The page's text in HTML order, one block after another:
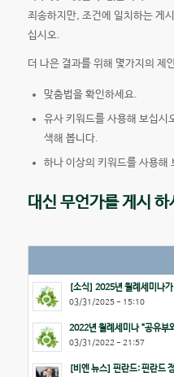
죄송하지만, 조건에 일치하는 게
십시오.
더 나은 결과를 위해 몇가지의 제
맞춤법을 확인하세요.
유사 키워드를 사용해 보십시
색해 봅니다.
하나 이상의 키워드를 사용해
대신 무언가를 게시
[소식] 2025년 월례세미나
03/31/2025 - 15:10
2022년 월례세미나 “공유부
03/31/2022 - 21:57
[비엔 뉴스] 핀란드: 핀란드